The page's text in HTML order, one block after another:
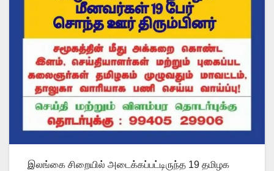
இலங்கை சிறையில் அடைக்கப்பட்டிருந்த 19 தமிழக